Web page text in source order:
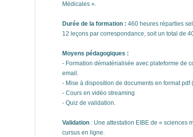
Médicales ».
Durée de la formation : 460 heures réparties
12 leçons par correspondance, soit un total de
Moyens pédagogiques :
- Formation dématérialisée avec plateforme de
email.
- Mise à disposition de documents en format
- Cours en vidéo streaming
- Quiz de validation.
Validation : Une attestation EIBE de « sciences
cursus en ligne.